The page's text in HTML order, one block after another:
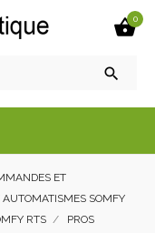
0

ET
SOMFY
RTS
PROS